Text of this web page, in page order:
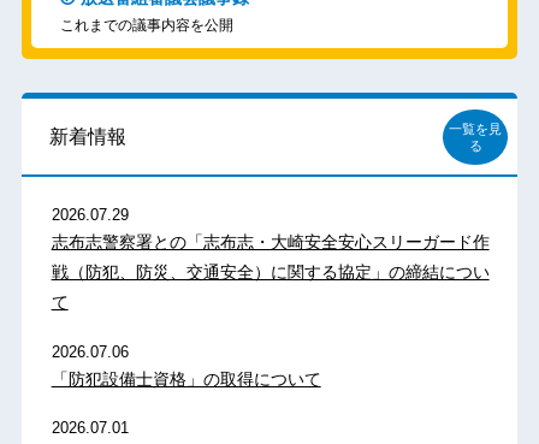
これまでの議事内容を公開
新着情報
一覧を見
る
2026.07.29
志布志警察署との「志布志・大崎安全安心スリーガード作
戦（防犯、防災、交通安全）に関する協定」の締結につい
て
2026.07.06
「防犯設備士資格」の取得について
2026.07.01